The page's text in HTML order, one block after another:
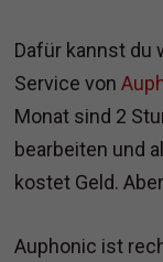
Dafür kannst du
Service von
Monat sind 2
bearbeiten und
kostet Geld.
Auphonic ist